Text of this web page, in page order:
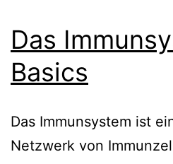
Das
Basics
Das Immunsystem ist
Netzwerk von